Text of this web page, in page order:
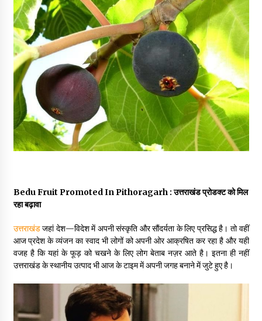
May 14, 2022
Thought Of The Day 13 May
May 13, 2022
Thought Of The Day 12 May
May 12, 2022
May 10, 2022
Thought Of The Day 9 May
Bedu Fruit Promoted In Pithoragarh : उत्तराखंड प्रोडक्ट को मिल
रहा बढ़ावा
उत्तराखंडजहां देश—विदेश में अपनी संस्कृति और सौंदर्यता के लिए प्रसिद्ध है। तो वहीं
आज प्रदेश के व्यंजन का स्वाद भी लोगों को अपनी ओर आक्रषित कर रहा है और यही
वजह है कि यहां के फूड़ को चखने के लिए लोग बेताब नज़र आते है। इतना ही नहीं
उत्तराखंड के स्थानीय उत्पाद भी आज के टाइम में अपनी जगह बनाने में जुटे हुए है।